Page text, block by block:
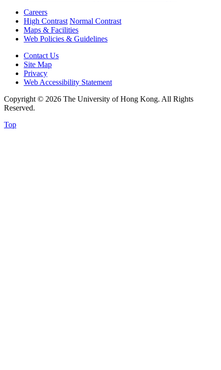
Careers
High Contrast Normal Contrast
Maps & Facilities
Web Policies & Guidelines
Contact Us
Site Map
Privacy
Web Accessibility Statement
Copyright © 2026 The University of Hong Kong. All Rights
Reserved.
Top